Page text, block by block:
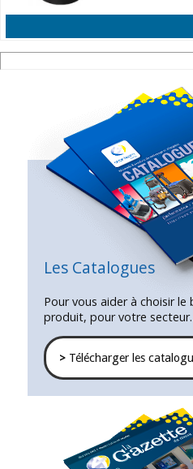
Les Catalogues
Pour vous aider à choisir
produit, pour votre secteur.
>Télécharger les